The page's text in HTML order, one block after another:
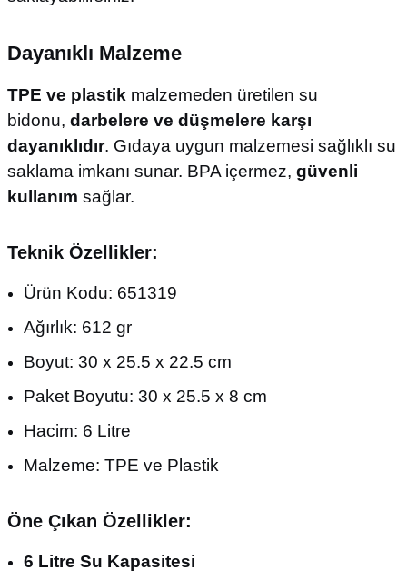
Dayanıklı Malzeme
TPE ve plastik malzemeden üretilen su
bidonu, darbelere ve düşmelere karşı
dayanıklıdır. Gıdaya uygun malzemesi sağlıklı su
saklama imkanı sunar. BPA içermez, güvenli
kullanım sağlar.
Teknik Özellikler:
Ürün Kodu: 651319
Ağırlık: 612 gr
Boyut: 30 x 25.5 x 22.5 cm
Paket Boyutu: 30 x 25.5 x 8 cm
Hacim: 6 Litre
Malzeme: TPE ve Plastik
Öne Çıkan Özellikler:
6 Litre Su Kapasitesi